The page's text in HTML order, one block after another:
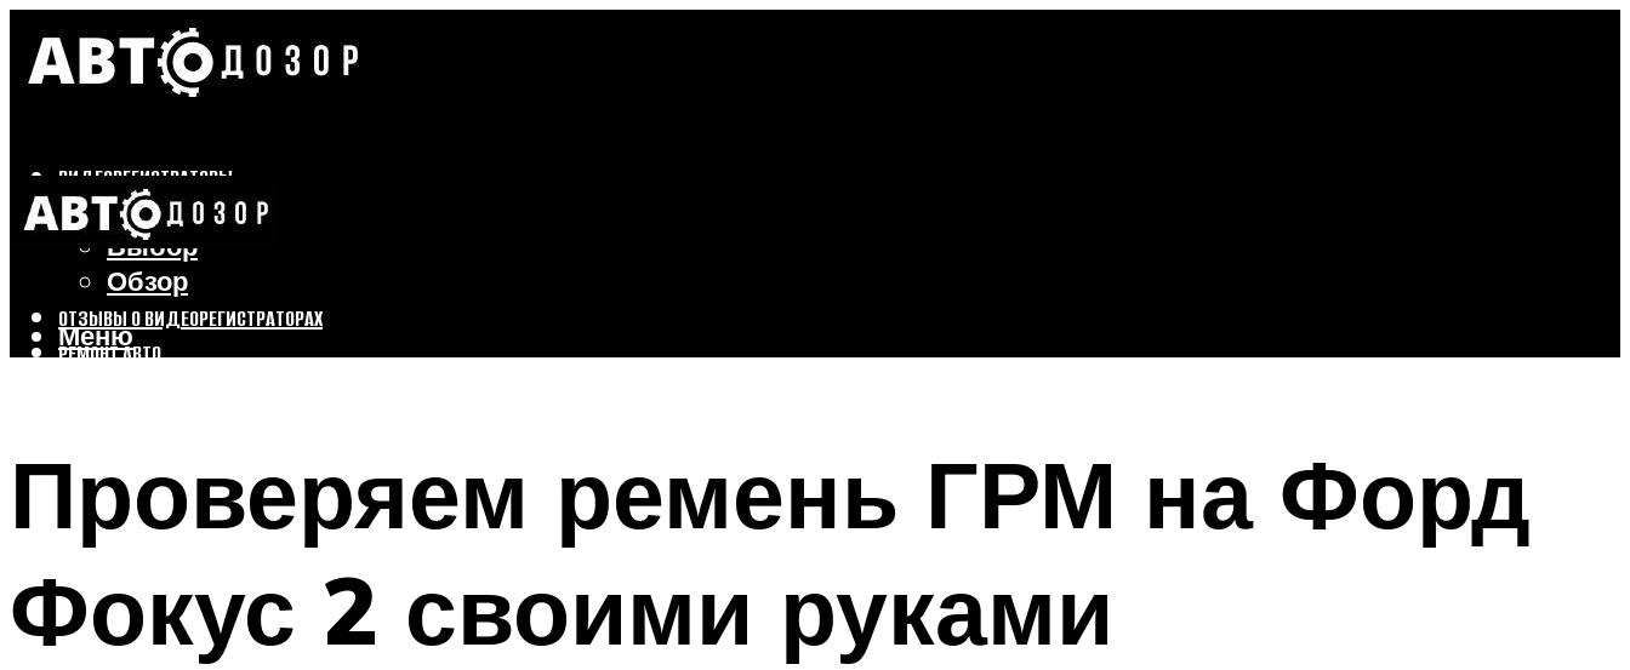
ВИДЕОРЕГИСТРАТОРЫ
Бренды
Выбор
Обзор
ОТЗЫВЫ О ВИДЕОРЕГИСТРАТОРАХ
РЕМОНТ АВТО
Меню
Меню
Проверяем ремень ГРМ на Форд
Фокус 2 своими руками